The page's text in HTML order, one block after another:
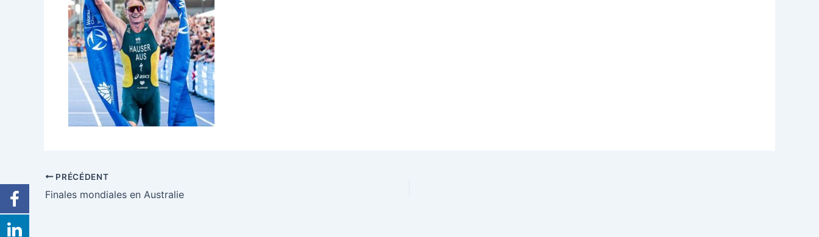
PRÉCÉDENT
Finales mondiales en Australie